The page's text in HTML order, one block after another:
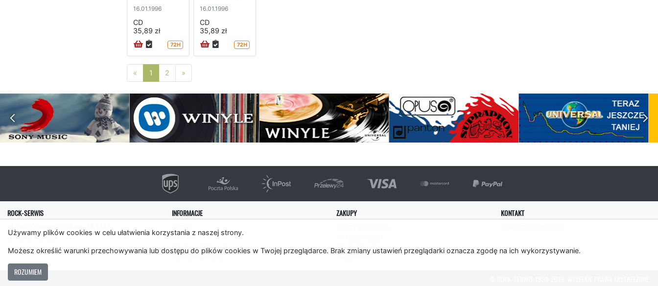
Używamy plików cookies w celu ułatwienia korzystania z naszej strony.
Możesz określić warunki przechowywania lub dostępu do plików cookies w Twojej przeglądarce. Brak zmiany ustawień przeglądarki oznacza zgodę na ich wykorzystywanie.
ROZUMIEM
16.01.1996
CD
35,89 zł
72H
16.01.1996
CD
35,89 zł
72H
« Poprzednia strona
1 2 »
ROCK-SERWIS
31-543 Kraków
INFORMACJE
Pomoc
Polityka cookies
ZAKUPY
Panel Klienta
KONTAKT